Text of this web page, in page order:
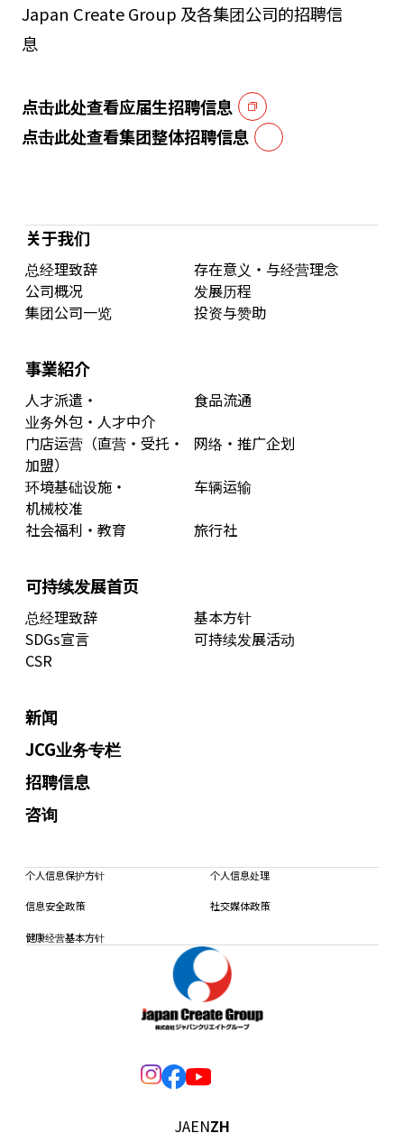
Japan Create Group 及各集团公司的招聘信
息
点击此处查看应届生招聘信息
点击此处查看集团整体招聘信息
关于我们
总经理致辞
存在意义・与经营理念
公司概况
发展历程
集团公司一览
投资与赞助
事業紹介
人才派遣・
业务外包・人才中介
食品流通
门店运营（直营・受托・
加盟）
网络・推广企划
环境基础设施・
机械校准
车辆运输
社会福利・教育
旅行社
可持续发展首页
总经理致辞
基本方针
SDGs宣言
可持续发展活动
CSR
新闻
JCG业务专栏
招聘信息
咨询
个人信息保护方针 个人信息处理
信息安全政策 社交媒体政策
健康经营基本方针
JAENZH